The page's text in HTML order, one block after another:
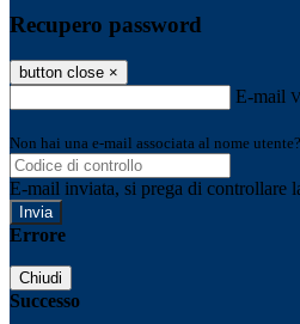
Recupero password
button close ×
E-mail
Non hai una e-mail associata al nome
E-mail inviata, si prega di controllare
Errore
Chiudi
Successo